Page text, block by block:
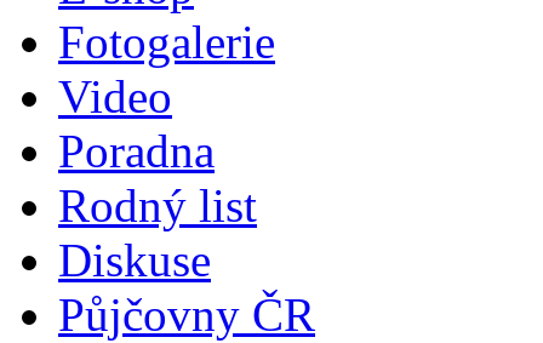
Fotogalerie
Video
Poradna
Rodný list
Diskuse
Půjčovny ČR